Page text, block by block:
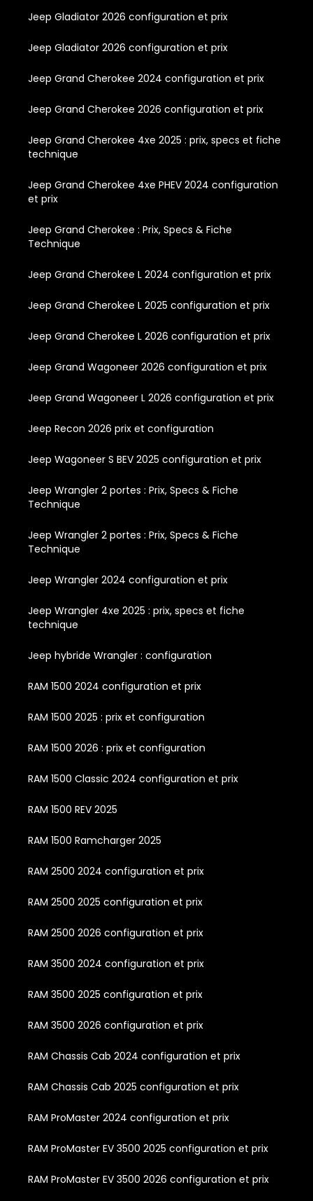
Jeep Gladiator 2026 configuration et prix
Jeep Gladiator 2026 configuration et prix
Jeep Grand Cherokee 2024 configuration et prix
Jeep Grand Cherokee 2026 configuration et prix
Jeep Grand Cherokee 4xe 2025 : prix, specs et fiche
technique
Jeep Grand Cherokee 4xe PHEV 2024 configuration
et prix
Jeep Grand Cherokee : Prix, Specs & Fiche
Technique
Jeep Grand Cherokee L 2024 configuration et prix
Jeep Grand Cherokee L 2025 configuration et prix
Jeep Grand Cherokee L 2026 configuration et prix
Jeep Grand Wagoneer 2026 configuration et prix
Jeep Grand Wagoneer L 2026 configuration et prix
Jeep Recon 2026 prix et configuration
Jeep Wagoneer S BEV 2025 configuration et prix
Jeep Wrangler 2 portes : Prix, Specs & Fiche
Technique
Jeep Wrangler 2 portes : Prix, Specs & Fiche
Technique
Jeep Wrangler 2024 configuration et prix
Jeep Wrangler 4xe 2025 : prix, specs et fiche
technique
Jeep hybride Wrangler : configuration
RAM 1500 2024 configuration et prix
RAM 1500 2025 : prix et configuration
RAM 1500 2026 : prix et configuration
RAM 1500 Classic 2024 configuration et prix
RAM 1500 REV 2025
RAM 1500 Ramcharger 2025
RAM 2500 2024 configuration et prix
RAM 2500 2025 configuration et prix
RAM 2500 2026 configuration et prix
RAM 3500 2024 configuration et prix
RAM 3500 2025 configuration et prix
RAM 3500 2026 configuration et prix
RAM Chassis Cab 2024 configuration et prix
RAM Chassis Cab 2025 configuration et prix
RAM ProMaster 2024 configuration et prix
RAM ProMaster EV 3500 2025 configuration et prix
RAM ProMaster EV 3500 2026 configuration et prix